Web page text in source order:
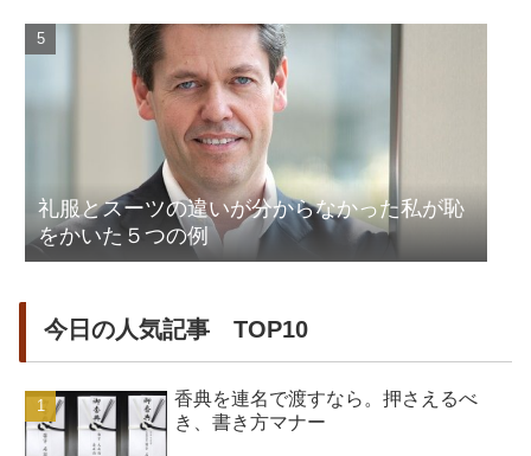
礼服とスーツの違いが分からなかった私が恥
をかいた５つの例
今日の人気記事 TOP10
香典を連名で渡すなら。押さえるべ
き、書き方マナー